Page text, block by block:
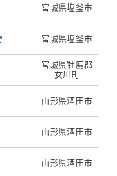
宮城県塩釜市
宮城県塩釜市
宮城県牡鹿郡
女川町
山形県酒田市
山形県酒田市
山形県酒田市